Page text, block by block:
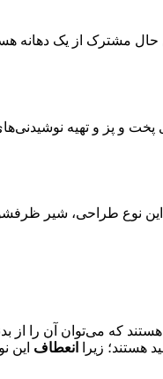
مشترک از یک دهانه
و پز و تهیه
این نوع طراحی، شیر
که می‌توان آن را از
زیرا
انعطاف این